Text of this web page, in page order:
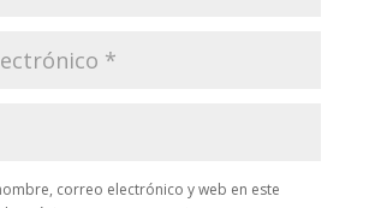
correo electrónico y web en este